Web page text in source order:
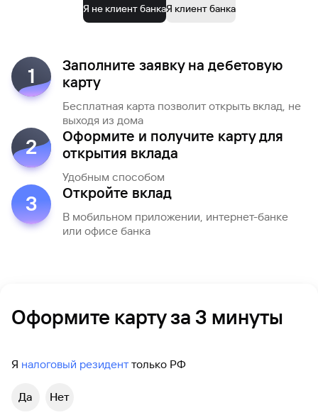
Я не клиент банкаЯ клиент банка
1
Заполните заявку на дебетовую
карту
Бесплатная карта позволит открыть вклад, не
выходя из дома
2
Оформите и получите карту для
открытия вклада
Удобным способом
3 Откройте вклад
В мобильном приложении, интернет-банке
или офисе банка
Оформите карту за 3 минуты
Я налоговый резиденттолько РФ
Да Нет